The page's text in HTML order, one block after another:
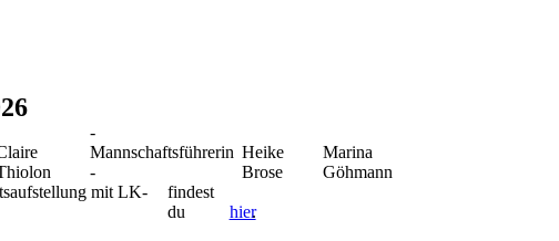
-
Mannschaftsführerin
-
Heike
Brose
Marina
Göhmann
mit LK-
findest
du
hier.